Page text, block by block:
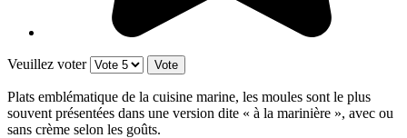
Veuillez voter
Plats emblématique de la cuisine marine, les moules sont le plus
souvent présentées dans une version dite « à la marinière », avec ou
sans crème selon les goûts.